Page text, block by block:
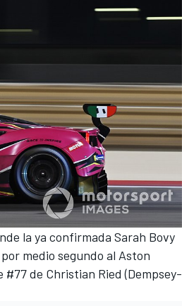
la ya confirmada Sarah Bovy
medio segundo al Aston
#77 de Christian Ried (Dempsey-